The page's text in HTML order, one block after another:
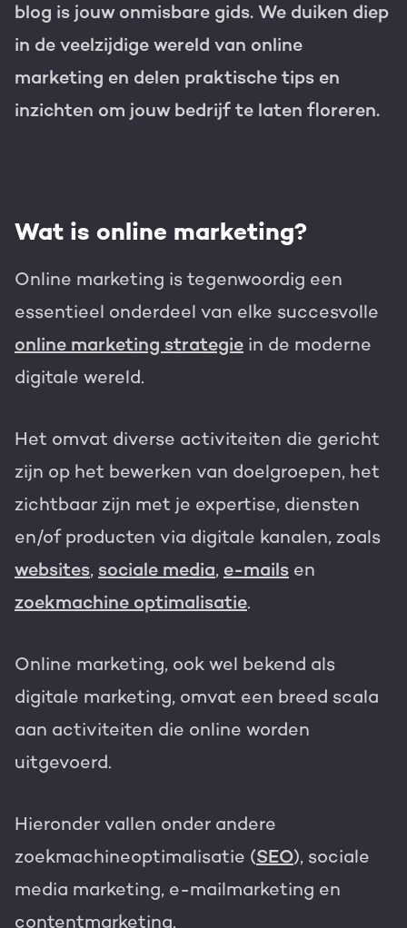
WEBSITE SERVICES
HubSpot websites
PORTAL REVIEW
Haal alles uit je HubSpot licentie
Gratis portal scan
blog is jouw onmisbare gids. We duiken diep
in de veelzijdige wereld van online
marketing en delen praktische tips en
inzichten om jouw bedrijf te laten floreren.
Wat is online marketing?
Online marketing is tegenwoordig een
essentieel onderdeel van elke succesvolle
online marketing strategie in de moderne
digitale wereld.
Het omvat diverse activiteiten die gericht
zijn op het bewerken van doelgroepen, het
zichtbaar zijn met je expertise, diensten
en/of producten via digitale kanalen, zoals
websites, sociale media, e-mails en
zoekmachine optimalisatie.
Online marketing, ook wel bekend als
digitale marketing, omvat een breed scala
aan activiteiten die online worden
uitgevoerd.
Hieronder vallen onder andere
zoekmachineoptimalisatie (SEO), sociale
media marketing, e-mailmarketing en
contentmarketing.